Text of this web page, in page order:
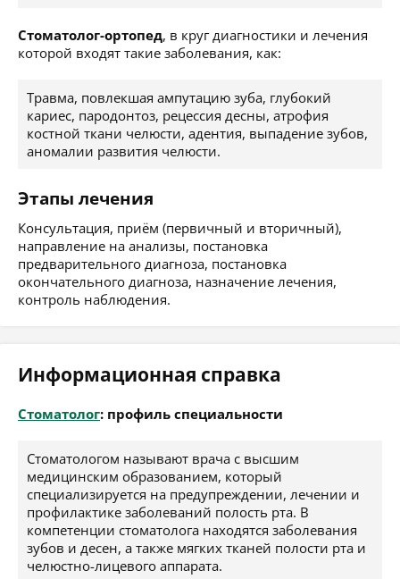
Стоматолог-ортопед, в круг диагностики и лечения
которой входят такие заболевания, как:
Травма, повлекшая ампутацию зуба, глубокий
кариес, пародонтоз, рецессия десны, атрофия
костной ткани челюсти, адентия, выпадение зубов,
аномалии развития челюсти.
Этапы лечения
Консультация, приём (первичный и вторичный),
направление на анализы, постановка
предварительного диагноза, постановка
окончательного диагноза, назначение лечения,
контроль наблюдения.
Информационная справка
Стоматолог: профиль специальности
Стоматологом называют врача с высшим
медицинским образованием, который
специализируется на предупреждении, лечении и
профилактике заболеваний полость рта. В
компетенции стоматолога находятся заболевания
зубов и десен, а также мягких тканей полости рта и
челюстно-лицевого аппарата.